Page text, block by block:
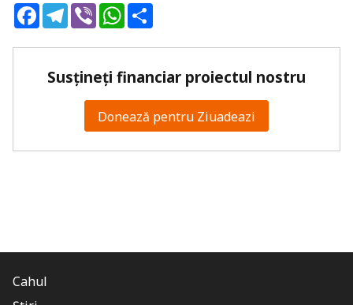
FacebookTelegram
ViberWhatsApp
Susțineți financiar proiectul nostru
Donează pentru Ziuadeazi
Cahul